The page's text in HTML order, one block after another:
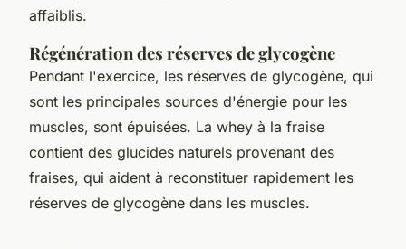
affaiblis.
Régénération des réserves de glycogène
Pendant l'exercice, les réserves de glycogène, qui
sont les principales sources d'énergie pour les
muscles, sont épuisées. La whey à la fraise
contient des glucides naturels provenant des
fraises, qui aident à reconstituer rapidement les
réserves de glycogène dans les muscles.